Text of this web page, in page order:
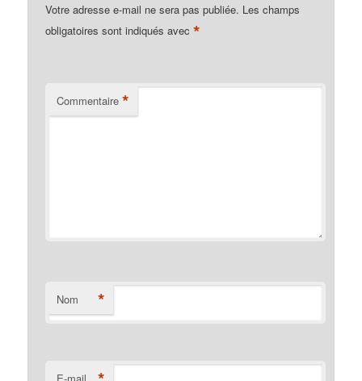
Votre adresse e-mail ne sera pas publiée. Les champs
obligatoires sont indiqués avec*
Commentaire *
Nom *
E-mail